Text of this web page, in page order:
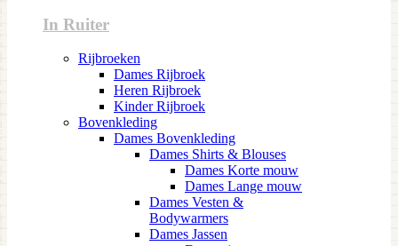
In Ruiter
Rijbroeken
Dames Rijbroek
Heren Rijbroek
Kinder Rijbroek
Bovenkleding
Dames Bovenkleding
Dames Shirts & Blouses
Dames Korte mouw
Dames Lange mouw
Dames Vesten &
Bodywarmers
Dames Jassen